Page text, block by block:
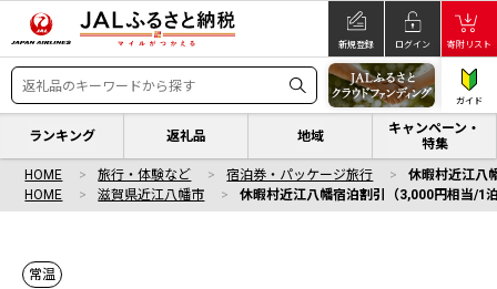
新規登録 ログイン 寄附リスト
ガイド
ランキング 返礼品 地域
キャンペーン・
特集
HOME 旅行・体験など 宿泊券・パッケージ旅行
休暇村近江八
HOME
滋賀県近江八幡市 休暇村近江八幡宿泊割引（3,000円相当/1
常温